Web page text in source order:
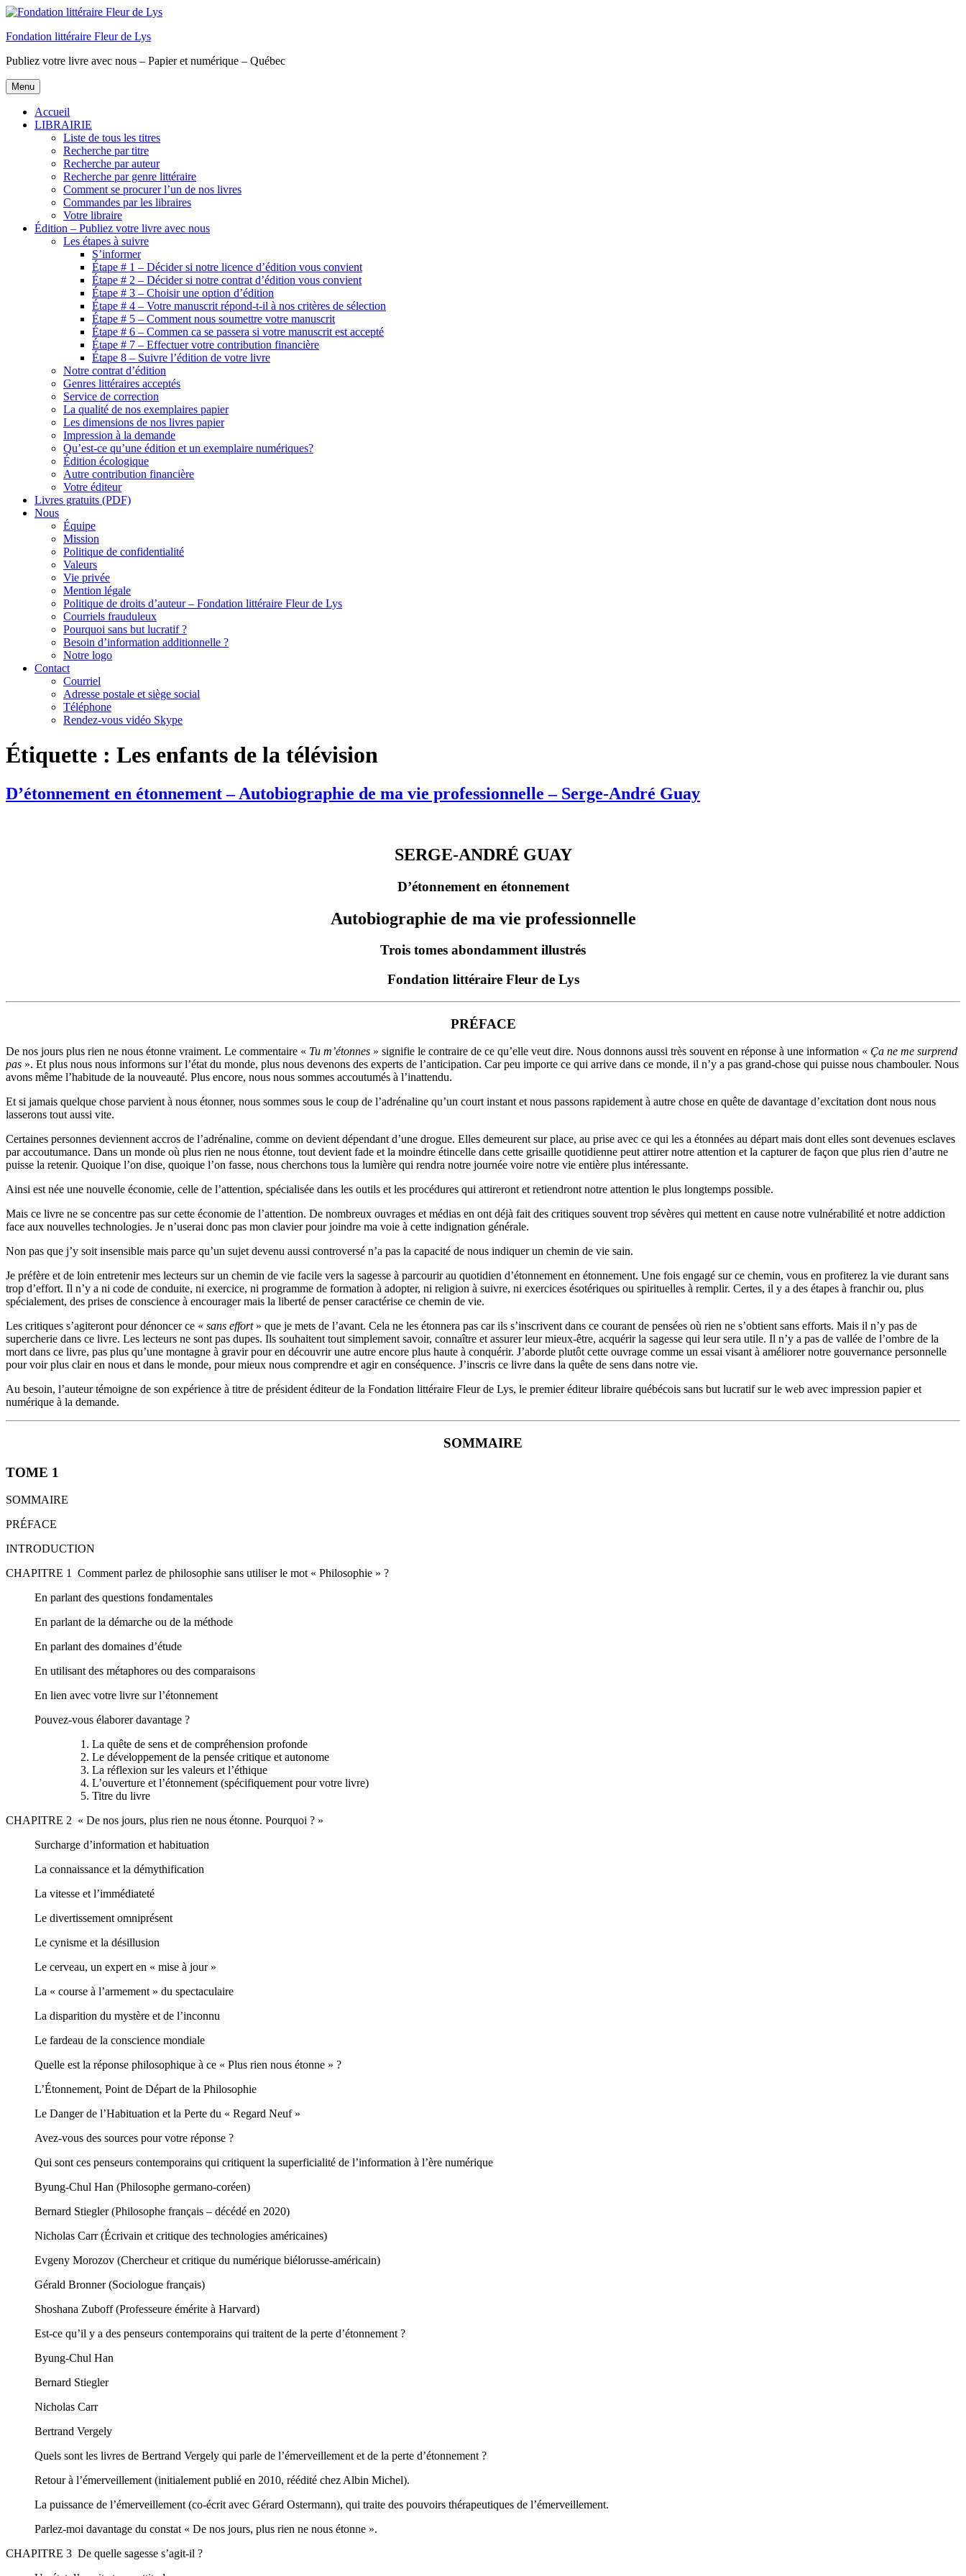
Aller
contenu
Fondation littéraire Fleur de Lys
Publiez votre livre avec nous – Papier et numérique – Québec
Menu
Accueil
LIBRAIRIE
Liste de tous les titres
Recherche par titre
Recherche par auteur
Recherche par genre littéraire
Comment se procurer l’un de nos livres
Commandes par les libraires
Votre libraire
Édition – Publiez votre livre avec nous
Les étapes à suivre
S’informer
Étape # 1 – Décider si notre licence d’édition vous convient
Étape # 2 – Décider si notre contrat d’édition vous convient
Étape # 3 – Choisir une option d’édition
Étape # 4 – Votre manuscrit répond-t-il à nos critères de sélection
Étape # 5 – Comment nous soumettre votre manuscrit
Étape # 6 – Commen ca se passera si votre manuscrit est accepté
Étape # 7 – Effectuer votre contribution financière
Étape 8 – Suivre l’édition de votre livre
Notre contrat d’édition
Genres littéraires acceptés
Service de correction
La qualité de nos exemplaires papier
Les dimensions de nos livres papier
Impression à la demande
Qu’est-ce qu’une édition et un exemplaire numériques?
Édition écologique
Autre contribution financière
Votre éditeur
Livres gratuits (PDF)
Nous
Équipe
Mission
Politique de confidentialité
Valeurs
Vie privée
Mention légale
Politique de droits d’auteur – Fondation littéraire Fleur de Lys
Courriels frauduleux
Pourquoi sans but lucratif ?
Besoin d’information additionnelle ?
Notre logo
Contact
Courriel
Adresse postale et siège social
Téléphone
Rendez-vous vidéo Skype
Étiquette : Les enfants de la télévision
D’étonnement en étonnement – Autobiographie de ma vie professionnelle – Serge-André Guay
SERGE-ANDRÉ GUAY
D’étonnement en étonnement
Autobiographie de ma vie professionnelle
Trois tomes abondamment illustrés
Fondation littéraire Fleur de Lys
PRÉFACE
De nos jours plus rien ne nous étonne vraiment. Le commentaire « Tu m’étonnes » signifie le contraire de ce qu’elle veut dire. Nous donnons aussi très souvent en réponse à une information « Ça ne me surprend
pas ». Et plus nous nous informons sur l’état du monde, plus nous devenons des experts de l’anticipation. Car peu importe ce qui arrive dans ce monde, il n’y a pas grand-chose qui puisse nous chambouler. Nous
avons même l’habitude de la nouveauté. Plus encore, nous nous sommes accoutumés à l’inattendu.
Et si jamais quelque chose parvient à nous étonner, nous sommes sous le coup de l’adrénaline qu’un court instant et nous passons rapidement à autre chose en quête de davantage d’excitation dont nous nous
lasserons tout aussi vite.
Certaines personnes deviennent accros de l’adrénaline, comme on devient dépendant d’une drogue. Elles demeurent sur place, au prise avec ce qui les a étonnées au départ mais dont elles sont devenues esclaves
par accoutumance. Dans un monde où plus rien ne nous étonne, tout devient fade et la moindre étincelle dans cette grisaille quotidienne peut attirer notre attention et la capturer de façon que plus rien d’autre ne
puisse la retenir. Quoique l’on dise, quoique l’on fasse, nous cherchons tous la lumière qui rendra notre journée voire notre vie entière plus intéressante.
Ainsi est née une nouvelle économie, celle de l’attention, spécialisée dans les outils et les procédures qui attireront et retiendront notre attention le plus longtemps possible.
Mais ce livre ne se concentre pas sur cette économie de l’attention. De nombreux ouvrages et médias en ont déjà fait des critiques souvent trop sévères qui mettent en cause notre vulnérabilité et notre addiction
face aux nouvelles technologies. Je n’userai donc pas mon clavier pour joindre ma voie à cette indignation générale.
Non pas que j’y soit insensible mais parce qu’un sujet devenu aussi controversé n’a pas la capacité de nous indiquer un chemin de vie sain.
Je préfère et de loin entretenir mes lecteurs sur un chemin de vie facile vers la sagesse à parcourir au quotidien d’étonnement en étonnement. Une fois engagé sur ce chemin, vous en profiterez la vie durant sans
trop d’effort. Il n’y a ni code de conduite, ni exercice, ni programme de formation à adopter, ni religion à suivre, ni exercices ésotériques ou spirituelles à remplir. Certes, il y a des étapes à franchir ou, plus
spécialement, des prises de conscience à encourager mais la liberté de penser caractérise ce chemin de vie.
Les critiques s’agiteront pour dénoncer ce « sans effort» que je mets de l’avant. Cela ne les étonnera pas car ils s’inscrivent dans ce courant de pensées où rien ne s’obtient sans efforts. Mais il n’y pas de
supercherie dans ce livre. Les lecteurs ne sont pas dupes. Ils souhaitent tout simplement savoir, connaître et assurer leur mieux-être, acquérir la sagesse qui leur sera utile. Il n’y a pas de vallée de l’ombre de la
mort dans ce livre, pas plus qu’une montagne à gravir pour en découvrir une autre encore plus haute à conquérir. J’aborde plutôt cette ouvrage comme un essai visant à améliorer notre gouvernance personnelle
pour voir plus clair en nous et dans le monde, pour mieux nous comprendre et agir en conséquence. J’inscris ce livre dans la quête de sens dans notre vie.
Au besoin, l’auteur témoigne de son expérience à titre de président éditeur de la Fondation littéraire Fleur de Lys, le premier éditeur libraire québécois sans but lucratif sur le web avec impression papier et
numérique à la demande.
SOMMAIRE
TOME 1
SOMMAIRE
PRÉFACE
INTRODUCTION
CHAPITRE 1 Comment parlez de philosophie sans utiliser le mot « Philosophie » ?
En parlant des questions fondamentales
En parlant de la démarche ou de la méthode
En parlant des domaines d’étude
En utilisant des métaphores ou des comparaisons
En lien avec votre livre sur l’étonnement
Pouvez-vous élaborer davantage ?
La quête de sens et de compréhension profonde
Le développement de la pensée critique et autonome
La réflexion sur les valeurs et l’éthique
L’ouverture et l’étonnement (spécifiquement pour votre livre)
Titre du livre
CHAPITRE 2 « De nos jours, plus rien ne nous étonne. Pourquoi ? »
Surcharge d’information et habituation
La connaissance et la démythification
La vitesse et l’immédiateté
Le divertissement omniprésent
Le cynisme et la désillusion
Le cerveau, un expert en « mise à jour »
La « course à l’armement » du spectaculaire
La disparition du mystère et de l’inconnu
Le fardeau de la conscience mondiale
Quelle est la réponse philosophique à ce « Plus rien nous étonne » ?
L’Étonnement, Point de Départ de la Philosophie
Le Danger de l’Habituation et la Perte du « Regard Neuf »
Avez-vous des sources pour votre réponse ?
Qui sont ces penseurs contemporains qui critiquent la superficialité de l’information à l’ère numérique
Byung-Chul Han (Philosophe germano-coréen)
Bernard Stiegler (Philosophe français – décédé en 2020)
Nicholas Carr (Écrivain et critique des technologies américaines)
Evgeny Morozov (Chercheur et critique du numérique biélorusse-américain)
Gérald Bronner (Sociologue français)
Shoshana Zuboff (Professeure émérite à Harvard)
Est-ce qu’il y a des penseurs contemporains qui traitent de la perte d’étonnement ?
Byung-Chul Han
Bernard Stiegler
Nicholas Carr
Bertrand Vergely
Quels sont les livres de Bertrand Vergely qui parle de l’émerveillement et de la perte d’étonnement ?
Retour à l’émerveillement (initialement publié en 2010, réédité chez Albin Michel).
La puissance de l’émerveillement (co-écrit avec Gérard Ostermann), qui traite des pouvoirs thérapeutiques de l’émerveillement.
Parlez-moi davantage du constat « De nos jours, plus rien ne nous étonne ».
CHAPITRE 3 De quelle sagesse s’agit-il ?